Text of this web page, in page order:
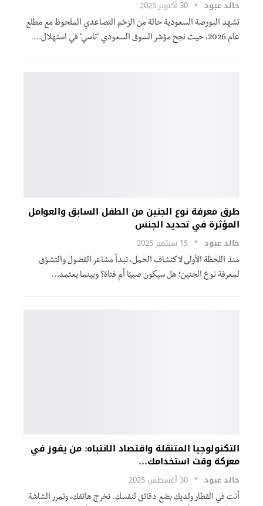
خالد عبود 30 أكتوبر 2025
تشهد البورصة السعودية حالة من الزخم التصاعدي الملحوظ مع مطلع
عام 2026، حيث نجح مؤشر السوق السعودي "تاسي" في استهلال…
طرق معرفة نوع الجنين من الطفل السابق والعوامل
المؤثرة في تحديد الجنس
خالد عبود 15 سبتمبر 2025
منذ اللحظة الأولى لاكتشاف الحمل، تبدأ مشاعر الفضول والتشوّق
لمعرفة نوع الجنين؛ هل سيكون صبيًا أم فتاة؟ وبينما يعتمد…
التكنولوجيا المتنقلة واقتصاد الانتباه: من يفوز في
معركة وقت استخدامك…
خالد عبود 30 أغسطس 2025
أنت في القطار ولديك بضع دقائق لنفسك. تخرج هاتفك، وتمرر الشاشة